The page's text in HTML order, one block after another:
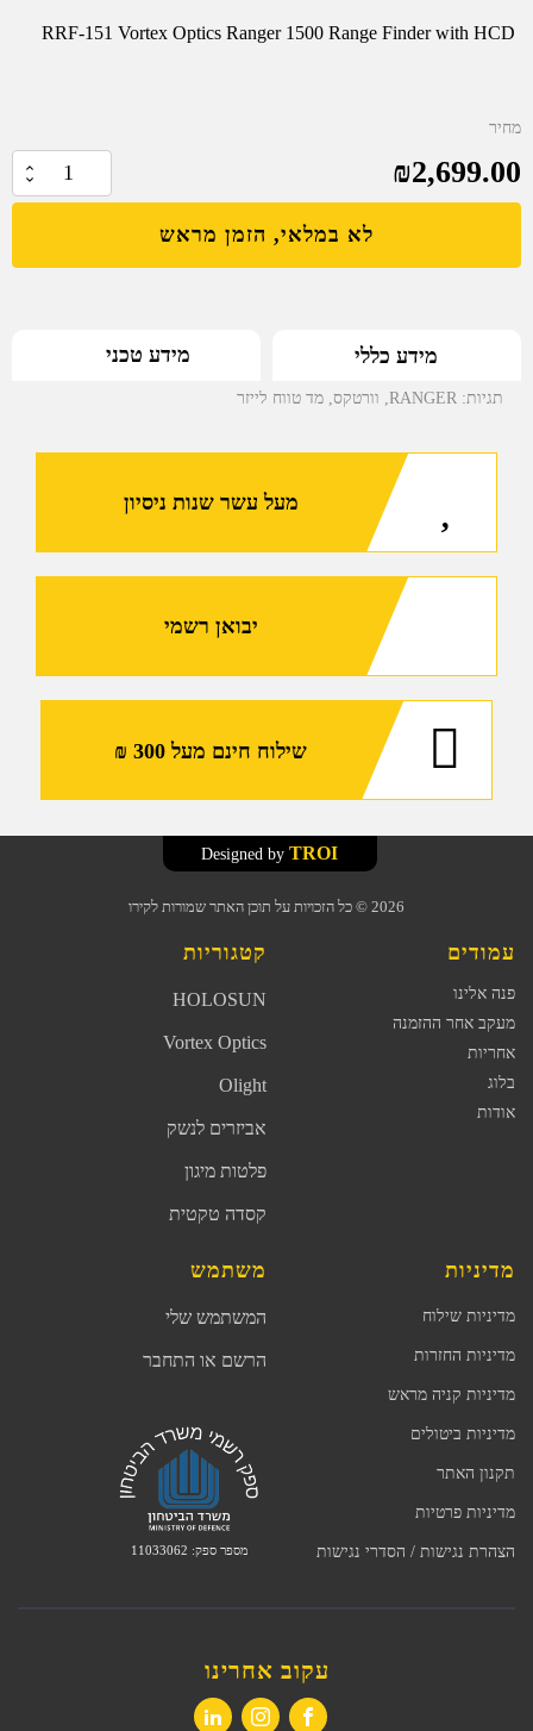
RRF-151 Vortex Optics Ranger 1500 Range Finder with HCD
מחיר
₪2,699.00
של
RANGER
לייזר
לא במלאי, הזמן מראש
מידע כללי מידע טכני
תגיות: RANGER וורטקס מד טווח לייזר
מעל עשר שנות ניסיון
יבואן רשמי
שילוח חינם מעל 300 ₪
2026 © כל הזכויות על תוכן האתר שמורות לקירו
TROI
עמודים
פנה אלינו
מעקב אחר ההזמנה
אחריות
בלוג
אודות
קטגוריות
HOLOSUN
Vortex Optics
Olight
אביזרים לנשק
פלטות מיגון
קסדה טקטית
מדיניות
מדיניות שילוח
מדיניות החזרות
מדיניות קניה מראש
מדיניות ביטולים
תקנון האתר
מדיניות פרטיות
הצהרת נגישות / הסדרי נגישות
משתמש
המשתמש שלי
הרשם או התחבר
מספר ספק: 11033062
עקוב אחרינו